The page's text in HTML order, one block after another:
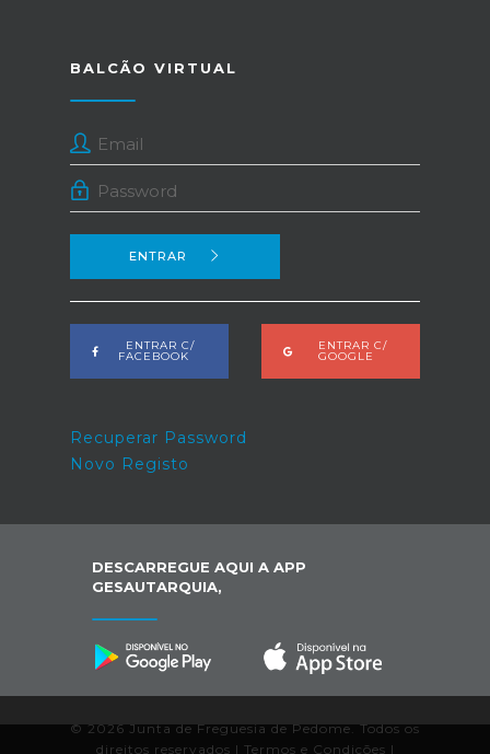
BALCÃO VIRTUAL
ENTRAR
ENTRAR C/
FACEBOOK
ENTRAR C/
GOOGLE
Recuperar Password
Novo Registo
DESCARREGUE AQUI A APP
GESAUTARQUIA,
© 2026 Junta de Freguesia de Pedome. Todos os
direitos reservados | Termos e Condições |